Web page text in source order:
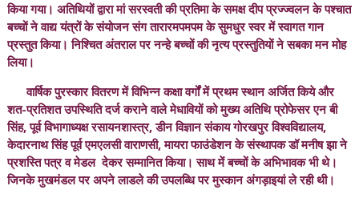
किया गया। अतिथियों द्वारा मां सरस्वती की प्रतिमा के समक्ष दीप प्रज्ज्वलन के पश्चात
बच्चों ने वाद्य यंत्रों के संयोजन संग तारारमपमपम के सुमधुर स्वर में स्वागत गान
प्रस्तुत किया। निश्चित अंतराल पर नन्हे बच्चों की नृत्य प्रस्तुतियों ने सबका मन मोह
लिया।
वार्षिक पुरस्कार वितरण में विभिन्न कक्षा वर्गों में प्रथम स्थान अर्जित किये और
शत-प्रतिशत उपस्थिति दर्ज कराने वाले मेधावियों को मुख्य अतिथि प्रोफेसर एन बी
सिंह, पूर्व विभागाध्यक्ष रसायनशास्त्र, डीन विज्ञान संकाय गोरखपुर विश्वविद्यालय,
केदारनाथ सिंह पूर्व एमएलसी वाराणसी, मायरा फाउंडेशन के संस्थापक डॉ मनीष झा ने
प्रशस्ति पत्र व मेडल देकर सम्मानित किया। साथ में बच्चों के अभिभावक भी थे।
जिनके मुखमंडल पर अपने लाडले की उपलब्धि पर मुस्कान अंगड़ाइयां ले रही थी।